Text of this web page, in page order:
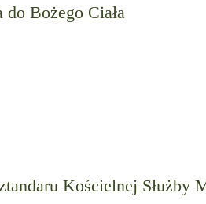
Bożego Ciała
Kościelnej Służby